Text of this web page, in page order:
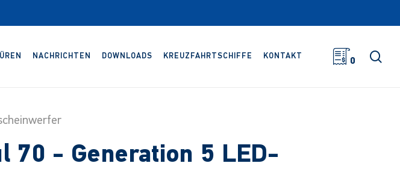
NACHRICHTEN DOWNLOADS KREUZFAHRTSCHIFFE KONTAKT
0
70 - Generation 5 LED-